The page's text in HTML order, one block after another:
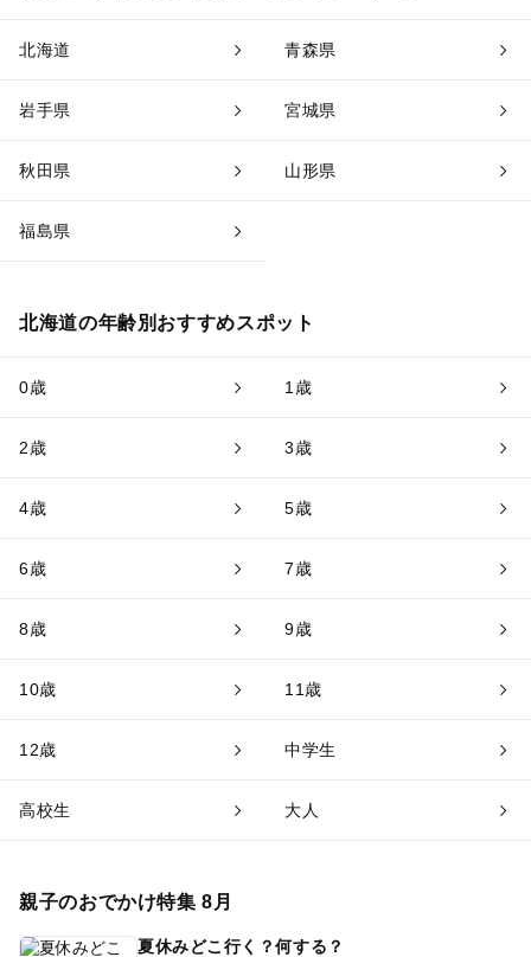
北海道 青森県
岩手県 宮城県
秋田県 山形県
福島県
北海道の年齢別おすすめスポット
0歳 1歳
2歳 3歳
4歳 5歳
6歳 7歳
8歳 9歳
10歳 11歳
12歳 中学生
高校生 大人
親子のおでかけ特集 8月
夏休みどこ行く？何する？